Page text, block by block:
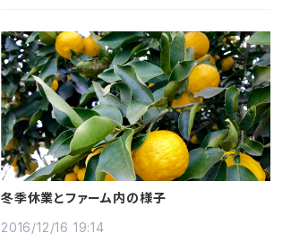
営業させていただきます。...
冬季休業とファーム内の様子
2016/12/16 19:14